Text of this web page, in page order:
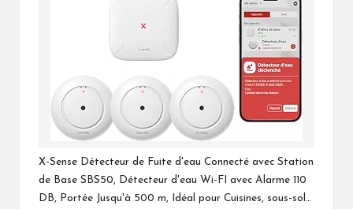
X-Sense Détecteur de Fuite d'eau Connecté avec Station
de Base SBS50, Détecteur d'eau Wi-FI avec Alarme 110
DB, Portée Jusqu'à 500 m, Idéal pour Cuisines, sous-sols,